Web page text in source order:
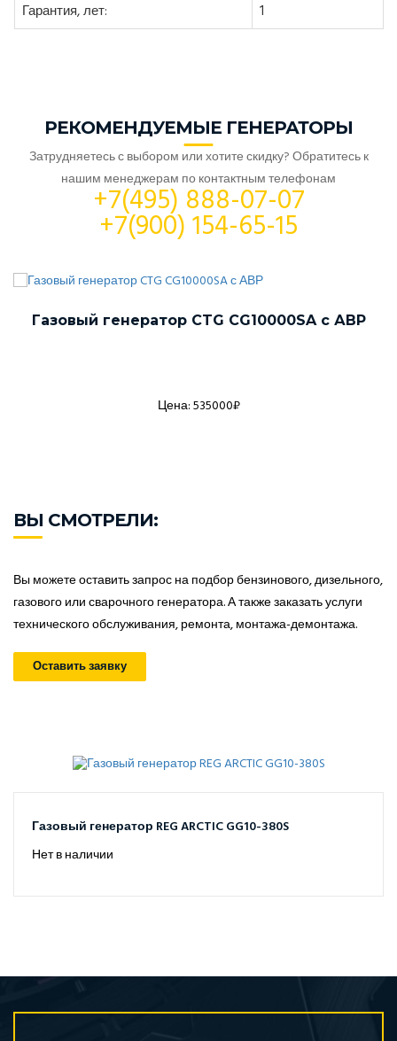
Гарантия, лет: 1
РЕКОМЕНДУЕМЫЕ ГЕНЕРАТОРЫ
Затрудняетесь с выбором или хотите скидку? Обратитесь к
нашим менеджерам по контактным телефонам
+7(495) 888-07-07
+7(900) 154-65-15
Газовый генератор CTG CG10000SA с АВР
Цена: 535000₽
ВЫ СМОТРЕЛИ:
Вы можете оставить запрос на подбор бензинового, дизельного,
газового или сварочного генератора. А также заказать услуги
технического обслуживания, ремонта, монтажа-демонтажа.
Оставить заявку
Газовый генератор REG ARCTIC GG10-380S
Нет в наличии